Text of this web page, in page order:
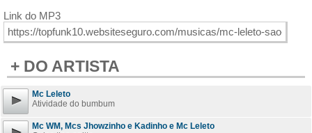
Link do MP3
+ DO ARTISTA
Mc Leleto
Atividade do bumbum
Mc WM, Mcs Jhowzinho e Kadinho e Mc Leleto